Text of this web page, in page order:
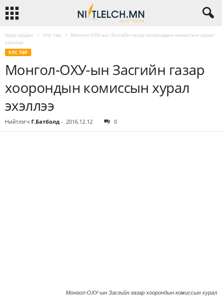
Нүүр хуудас Улс төр
Монгол-ОХУ-ын Засгийн газар хоорондын комиссын хурал
эхэллээ
УЛС ТӨР
Монгол-ОХУ-ын Засгийн газар
хоорондын комиссын хурал
эхэллээ
Нийтлэгч Г.Батболд- 2016.12.12 0
Монгол-ОХУ-ын Засгийн газар хоорондын комиссын хурал